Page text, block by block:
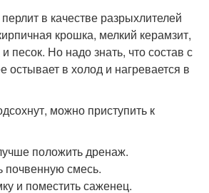
в качестве разрыхлителей
крошка, мелкий керамзит,
песок. Но надо знать, что состав с
остывает в холод и нагревается в
можно приступить к
положить дренаж.
почвенную смесь.
и поместить саженец.